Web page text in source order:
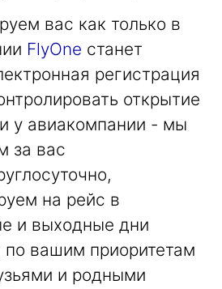
вас как только в
FlyOne станет
регистрация
открытие
у авиакомпании - мы
за вас
на рейс в
и выходные дни
вашим приоритетам
и родными